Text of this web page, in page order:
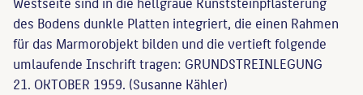
des Bodens dunkle Platten integriert, die einen Rahmen
für das Marmorobjekt bilden und die vertieft folgende
umlaufende Inschrift tragen: GRUNDSTREINLEGUNG
21. OKTOBER 1959. (Susanne Kähler)